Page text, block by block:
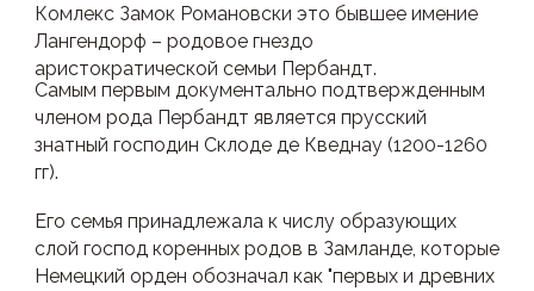
Комлекс Замок Романовски это бывшее имение
Лангендорф – родовое гнездо
аристократической семьи Пербандт.
Самым первым документально подтвержденным
членом рода Пербандт является прусский
знатный господин Склоде де Кведнау (1200-1260
гг).
Его семья принадлежала к числу образующих
слой господ коренных родов в Замланде, которые
Немецкий орден обозначал как "первых и древних